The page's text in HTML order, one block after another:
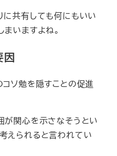
に共有しても何にもいい
いますよね。
因
ソ勉を隠すことの促進
が関心を示さなそうとい
えられると言われてい